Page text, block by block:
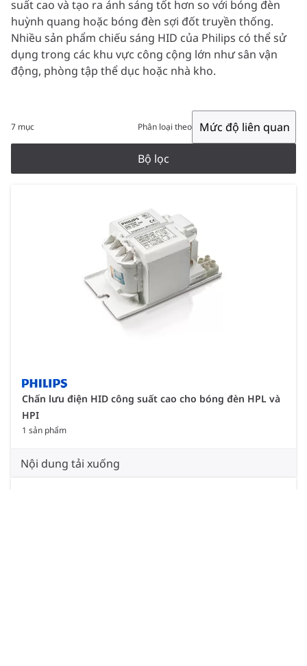
suất cao và tạo ra ánh sáng tốt hơn so với bóng đèn
huỳnh quang hoặc bóng đèn sợi đốt truyền thống.
Nhiều sản phẩm chiếu sáng HID của Philips có thể sử
dụng trong các khu vực công cộng lớn như sân vận
động, phòng tập thể dục hoặc nhà kho.
7 mục Phân loại theo Mức độ liên quan
Bộ lọc
Chấn lưu điện HID công suất cao cho bóng đèn HPL và
HPI
1 sản phẩm
Nội dung tải xuống